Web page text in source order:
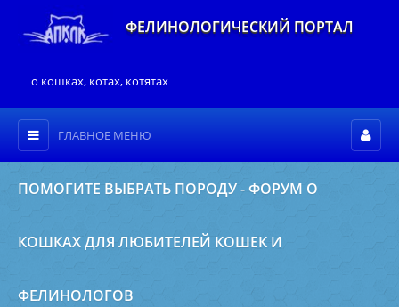
ФЕЛИНОЛОГИЧЕСКИЙ ПОРТАЛ
о кошках, котах, котятах
ГЛАВНОЕ МЕНЮ
ПОМОГИТЕ ВЫБРАТЬ ПОРОДУ - ФОРУМ О
КОШКАХ ДЛЯ ЛЮБИТЕЛЕЙ КОШЕК И
ФЕЛИНОЛОГОВ